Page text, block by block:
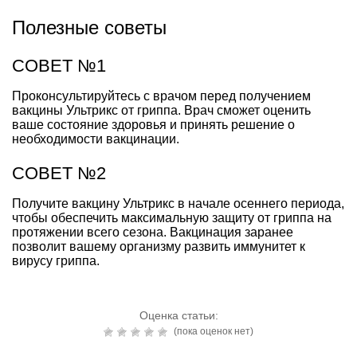
Полезные советы
СОВЕТ №1
Проконсультируйтесь с врачом перед получением
вакцины Ультрикс от гриппа. Врач сможет оценить
ваше состояние здоровья и принять решение о
необходимости вакцинации.
СОВЕТ №2
Получите вакцину Ультрикс в начале осеннего периода,
чтобы обеспечить максимальную защиту от гриппа на
протяжении всего сезона. Вакцинация заранее
позволит вашему организму развить иммунитет к
вирусу гриппа.
Оценка статьи:
(пока оценок нет)